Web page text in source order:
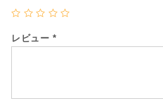
レビュー *